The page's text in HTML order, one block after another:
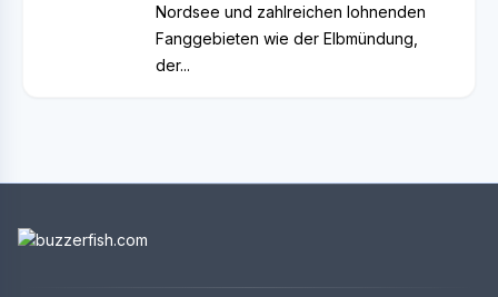
Nordsee und zahlreichen lohnenden
Fanggebieten wie der Elbmündung,
der...